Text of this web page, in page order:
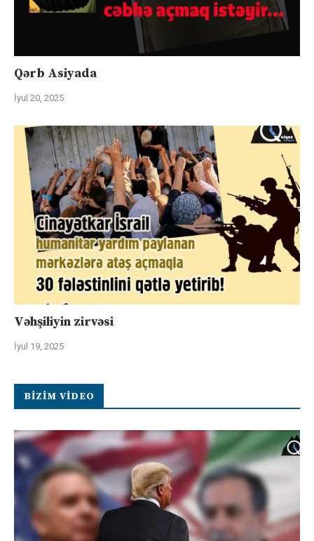
Qərb Asiyada
İyul 20, 2025
Vəhşiliyin zirvəsi
İyul 19, 2025
BIZIM VIDEO